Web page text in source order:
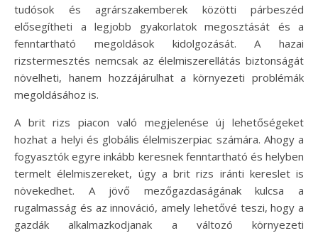
tudósok és agrárszakemberek közötti párbeszéd
elősegítheti a legjobb gyakorlatok megosztását és a
fenntartható megoldások kidolgozását. A hazai
rizstermesztés nemcsak az élelmiszerellátás biztonságát
növelheti, hanem hozzájárulhat a környezeti problémák
megoldásához is.
A brit rizs piacon való megjelenése új lehetőségeket
hozhat a helyi és globális élelmiszerpiac számára. Ahogy a
fogyasztók egyre inkább keresnek fenntartható és helyben
termelt élelmiszereket, úgy a brit rizs iránti kereslet is
növekedhet. A jövő mezőgazdaságának kulcsa a
rugalmasság és az innováció, amely lehetővé teszi, hogy a
gazdák alkalmazkodjanak a változó környezeti